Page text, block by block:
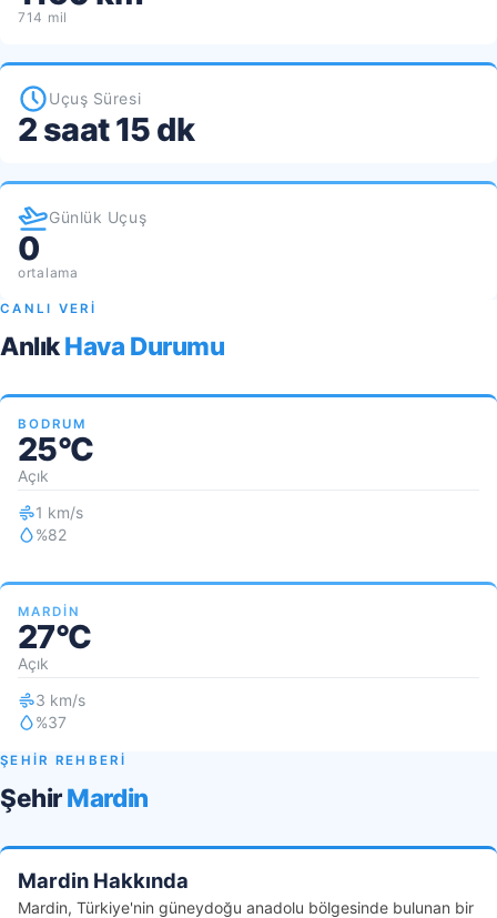
714 mil
Uçuş Süresi
2 saat 15 dk
Günlük Uçuş
0
ortalama
CANLI VERİ
AnlıkHava Durumu
BODRUM
25°C
Açık
1 km/s
%82
MARDIN
27°C
Açık
3 km/s
%37
ŞEHİR REHBERİ
ŞehirMardin
Mardin Hakkında
Mardin, Türkiye'nin güneydoğu anadolu bölgesinde bulunan bir